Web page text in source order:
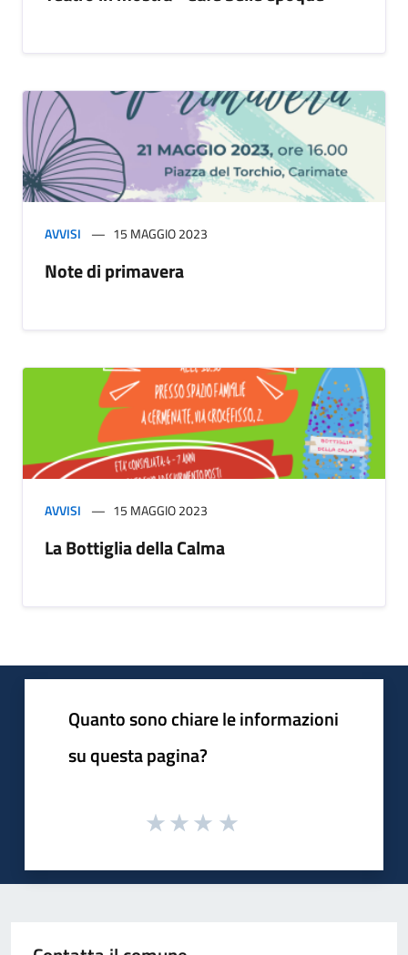
AVVISI 15 MAGGIO 2023
Note di primavera
AVVISI 15 MAGGIO 2023
La Bottiglia della Calma
Quanto sono chiare le informazioni
su questa pagina?